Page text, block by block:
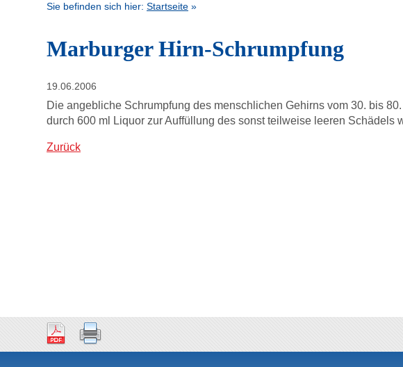
Sie befinden sich hier: Startseite »
Marburger Hirn-Schrumpfung
19.06.2006
Die angebliche Schrumpfung des menschlichen Gehirns vom 30. bis
durch 600 ml Liquor zur Auffüllung des sonst teilweise leeren Schädels
Zurück